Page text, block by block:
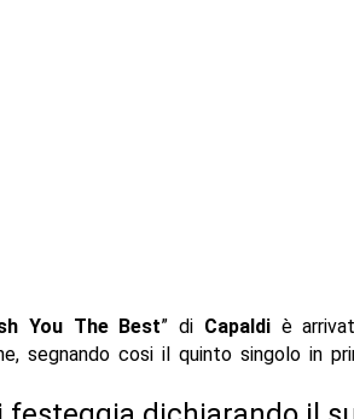
You The Best” di Capaldiè
segnando cosi il quinto singolo in